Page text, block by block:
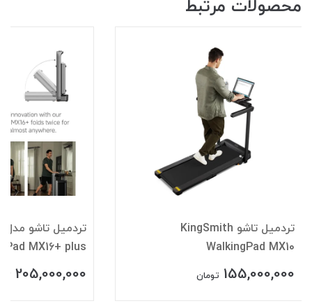
محصولات مرتبط
تردمیل تاشو KingSmith
WalkingPad MX10
155,000,000 تومان
MX16+ plus
205,000,000